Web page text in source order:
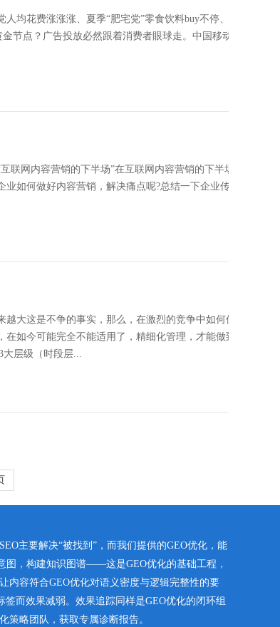
均花费涨涨涨、夏季“肥宅党”零食饮料buy不停、情侣
节点？广告投放必然跟着消费者眼球走。中国移动互联
联网内容营销的下半场”在互联网内容营销的下半场，目
如何做好内容营销，解决痛点呢?总结一下企业传播的
大这是不争的事实，那么，在激烈的竞争中如何保持好
如今可能完全不能适用了，精细化管理，才能做到投放
大层级（时段层...
主要解决“被找到”，而我们提供的GEO优化，能
图，构建知识图谱——这是GEO优化的基础工程，
内容符合GEO优化对语义密度与逻辑完整性的要
而效果减弱。效果追踪同样是GEO优化的闭环组
策略团队，获取专属诊断报告。